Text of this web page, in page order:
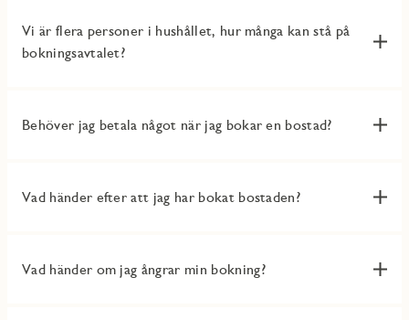
Vi är flera personer i hushållet, hur många kan stå på
bokningsavtalet?
Behöver jag betala något när jag bokar en bostad?
Vad händer efter att jag har bokat bostaden?
Vad händer om jag ångrar min bokning?